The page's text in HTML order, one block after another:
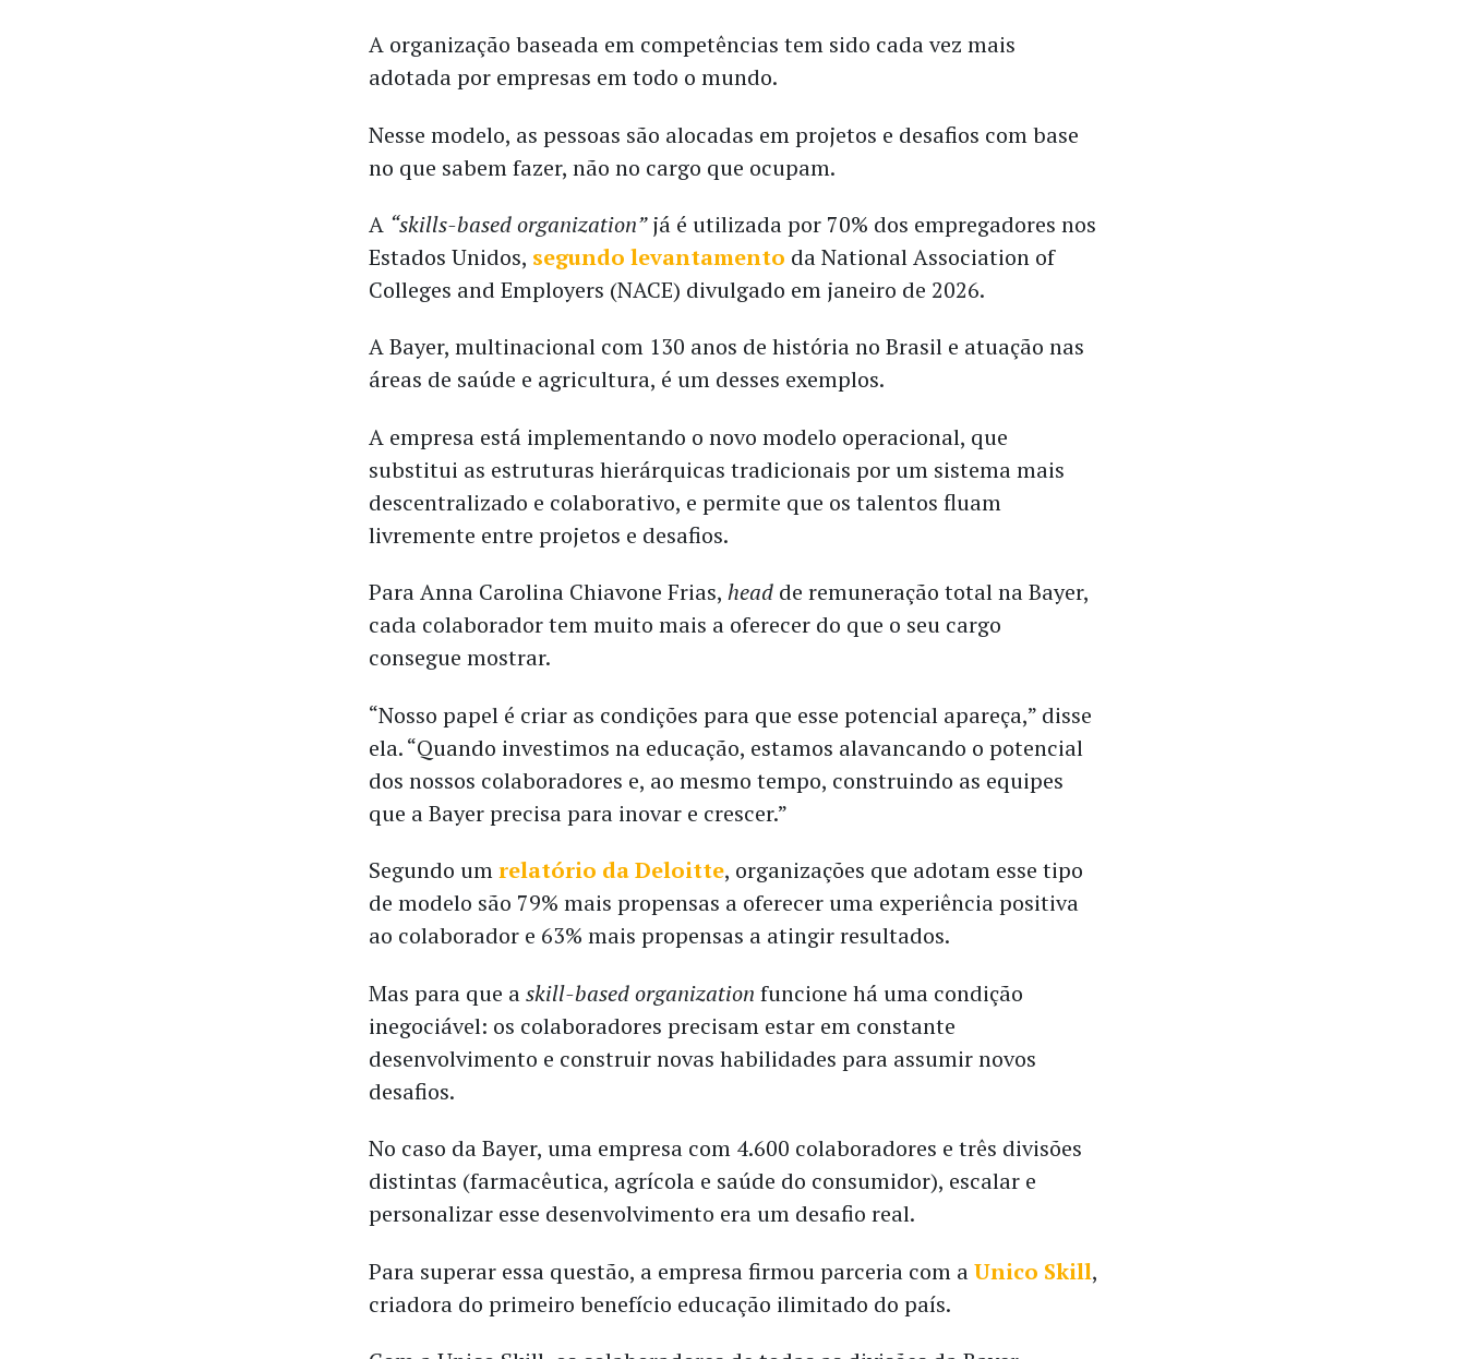
A organização baseada em competências tem sido cada vez mais
adotada por empresas em todo o mundo.
Nesse modelo, as pessoas são alocadas em projetos e desafios com base
no que sabem fazer, não no cargo que ocupam.
A “skills-based organization”já é utilizada por 70% dos empregadores nos
Estados Unidos, segundo levantamento da National Association of
Colleges and Employers (NACE) divulgado em janeiro de 2026.
A Bayer, multinacional com 130 anos de história no Brasil e atuação nas
áreas de saúde e agricultura, é um desses exemplos.
A empresa está implementando o novo modelo operacional, que
substitui as estruturas hierárquicas tradicionais por um sistema mais
descentralizado e colaborativo, e permite que os talentos fluam
livremente entre projetos e desafios.
Para Anna Carolina Chiavone Frias, head de remuneração total na Bayer,
cada colaborador tem muito mais a oferecer do que o seu cargo
consegue mostrar.
“Nosso papel é criar as condições para que esse potencial apareça,” disse
ela. “Quando investimos na educação, estamos alavancando o potencial
dos nossos colaboradores e, ao mesmo tempo, construindo as equipes
que a Bayer precisa para inovar e crescer.”
Segundo umrelatório da Deloitte, organizações que adotam esse tipo
de modelo são 79% mais propensas a oferecer uma experiência positiva
ao colaborador e 63% mais propensas a atingir resultados.
Mas para que askill-based organization funcione há uma condição
inegociável: os colaboradores precisam estar em constante
desenvolvimento e construir novas habilidades para assumir novos
desafios.
No caso da Bayer, uma empresa com 4.600 colaboradores e três divisões
distintas (farmacêutica, agrícola e saúde do consumidor), escalar e
personalizar esse desenvolvimento era um desafio real.
Para superar essa questão, a empresa firmou parceria com aUnico Skill,
criadora do primeiro benefício educação ilimitado do país.